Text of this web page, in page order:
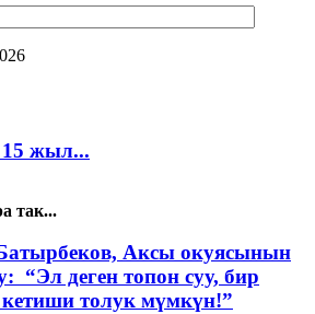
жыл...
так...
Аксы окуясынын
​​​​​​​“Эл деген топон суу, бир
толук мүмкүн!”